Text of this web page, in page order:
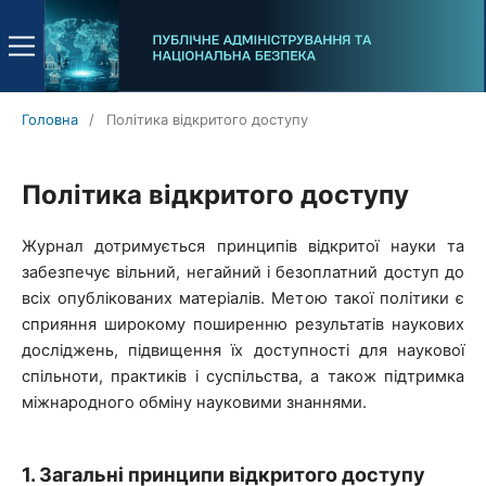
Головна / Політика відкритого доступу
Політика відкритого доступу
Журнал дотримується принципів відкритої науки та
забезпечує вільний, негайний і безоплатний доступ до
всіх опублікованих матеріалів. Метою такої політики є
сприяння широкому поширенню результатів наукових
досліджень, підвищення їх доступності для наукової
спільноти, практиків і суспільства, а також підтримка
міжнародного обміну науковими знаннями.
1. Загальні принципи відкритого доступу